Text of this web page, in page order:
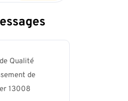
Qualité
de
13008